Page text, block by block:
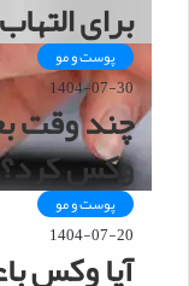
برای
پوست و مو
1404-07-30
چند وقت
وکس کرد؟
پوست و مو
1404-07-20
آیا وکس